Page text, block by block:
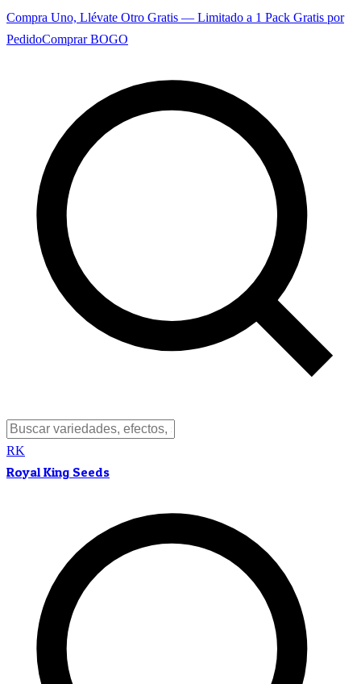
Compra Uno, Llévate Otro Gratis — Limitado a 1 Pack Gratis por
PedidoComprar BOGO
RK
Royal King Seeds